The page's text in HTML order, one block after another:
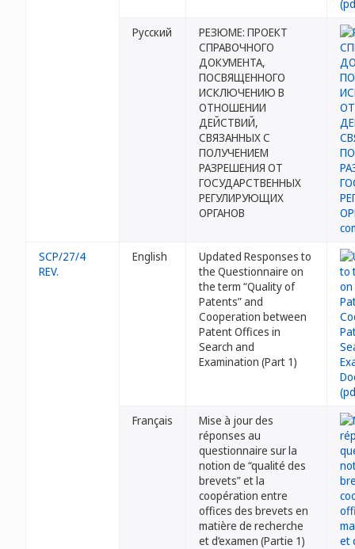
Русский
РЕЗЮМЕ: ПРОЕКТ
СПРАВОЧНОГО
ДОКУМЕНТА,
ПОСВЯЩЕННОГО
ИСКЛЮЧЕНИЮ В
ОТНОШЕНИИ
ДЕЙСТВИЙ,
СВЯЗАННЫХ С
ПОЛУЧЕНИЕМ
РАЗРЕШЕНИЯ ОТ
ГОСУДАРСТВЕННЫХ
РЕГУЛИРУЮЩИХ
ОРГАНОВ
SCP/27/4
REV.
English
Updated Responses to
the Questionnaire on
the term “Quality of
Patents” and
Cooperation between
Patent Offices in
Search and
Examination (Part 1)
Français
Mise à jour des
réponses au
questionnaire sur la
notion de “qualité des
brevets” et la
coopération entre
offices des brevets en
matière de recherche
et d’examen (Partie 1)